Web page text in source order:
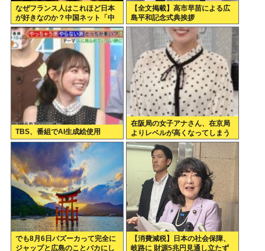
なぜフランス人はこれほど日本
が好きなのか？中国ネット「中
国人も日本が好き」
【全文掲載】高市早苗による広
島平和記念式典挨拶
TBS、番組でAI生成絵使用
在阪局の女子アナさん、在京局
よりレベルが高くなってしまう
でも8月6日バズーカって完全に
ジャップと広島のことバカにし
【消費減税】日本の社会保障、
岐路に 財源5兆円見通し立たず